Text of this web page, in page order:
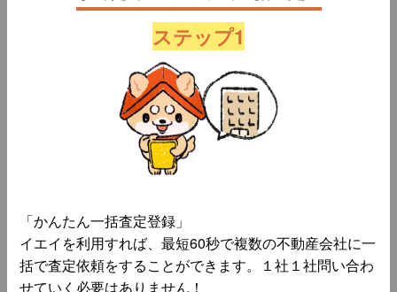
ステップ1
「かんたん一括査定登録」
イエイを利用すれば、最短60秒で複数の不動産会社に一
括で査定依頼をすることができます。１社１社問い合わ
せていく必要はありません！